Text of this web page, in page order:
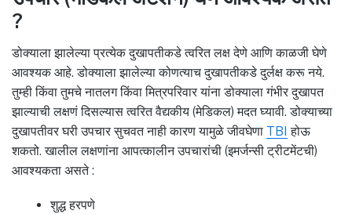
?
डोक्याला झालेल्या प्रत्येक दुखापतीकडे त्वरित लक्ष देणे आणि काळजी घेणे
आवश्यक आहे. डोक्याला झालेल्या कोणत्याच दुखापतीकडे दुर्लक्ष करू नये.
तुम्ही किंवा तुमचे नातलग किंवा मित्रपरिवार यांना डोक्याला गंभीर दुखापत
झाल्याची लक्षणं दिसल्यास त्वरित वैद्यकीय (मेडिकल) मदत घ्यावी. डोक्याच्या
दुखापतीवर घरी उपचार सुचवत नाही कारण यामुळे जीवघेणा TBI होऊ
शकतो. खालील लक्षणांना आपत्कालीन उपचारांची (इमर्जन्सी ट्रीटमेंटची)
आवश्यकता असते :
शुद्ध हरपणे